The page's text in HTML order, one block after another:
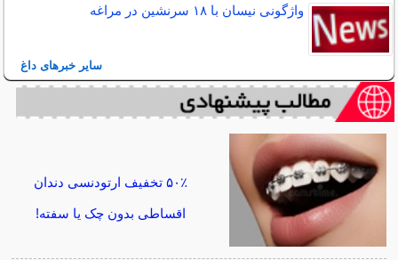
واژگونی نیسان با ۱۸ سرنشین در مراغه
سایر خبرهای داغ
۵۰٪ تخفیف ارتودنسی دندان
اقساطی بدون چک یا سفته!